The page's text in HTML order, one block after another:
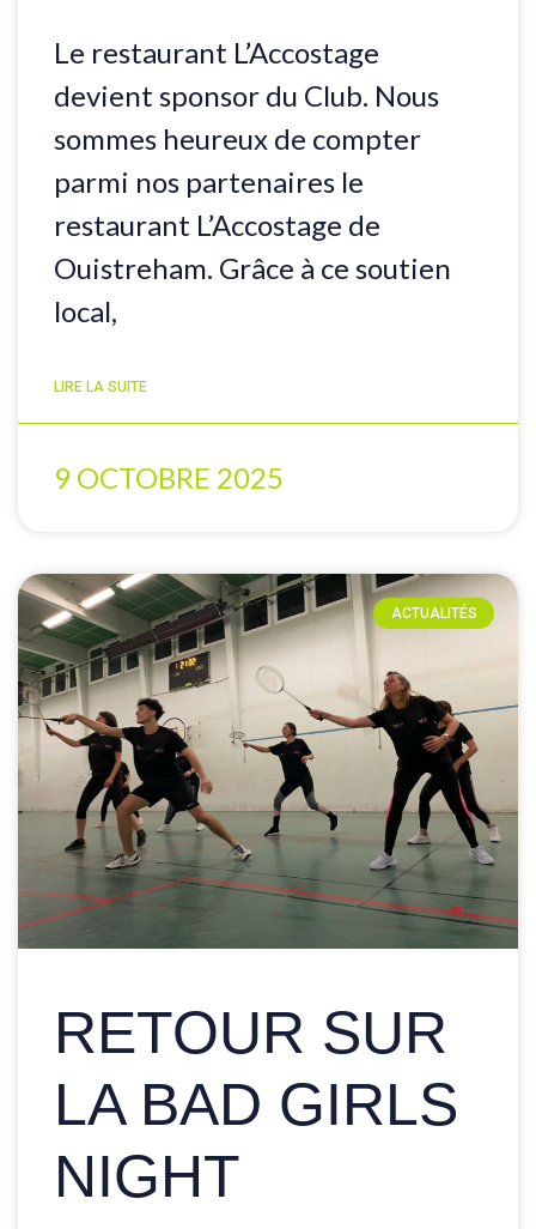
Le restaurant L’Accostage
devient sponsor du Club. Nous
sommes heureux de compter
parmi nos partenaires le
restaurant L’Accostage de
Ouistreham. Grâce à ce soutien
local,
LIRE LA SUITE
9 OCTOBRE 2025
ACTUALITÉS
RETOUR SUR
LA BAD GIRLS
NIGHT